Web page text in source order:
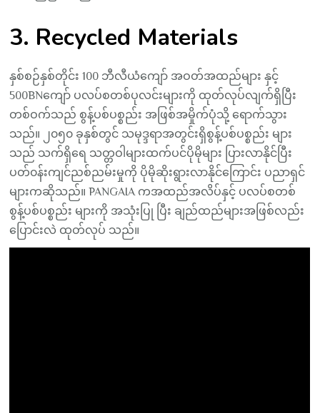
3. Recycled Materials
နှစ်စဉ်နှစ်တိုင်း 100 ဘီလီယံကျော် အဝတ်အထည်များ နှင့်
500BNကျော် ပလပ်စတစ်ပုလင်းများကို ထုတ်လုပ်လျက်ရှိပြီး
တစ်ဝက်သည် စွန့်ပစ်ပစ္စည်း အဖြစ်အမှိုက်ပုံသို့ ရောက်သွား
သည်။ ၂၀၅၀ ခုနှစ်တွင် သမုဒ္ဒရာအတွင်းရှိစွန့်ပစ်ပစ္စည်း များ
သည် သက်ရှိရေ သတ္တဝါများထက်ပင်ပိုမိုများ ပြားလာနိုင်ပြီး
ပတ်၀န်းကျင်ညစ်ညမ်းမှုကို ပိုမိုဆိုးရွားလာနိုင်ကြောင်း ပညာရှင်
များကဆိုသည်။ PANGAIA ကအထည်အလိပ်နှင့် ပလပ်စတစ်
စွန့်ပစ်ပစ္စည်း များကို အသုံးပြု ပြီး ချည်ထည်များအဖြစ်လည်း
ပြောင်းလဲ ထုတ်လုပ် သည်။